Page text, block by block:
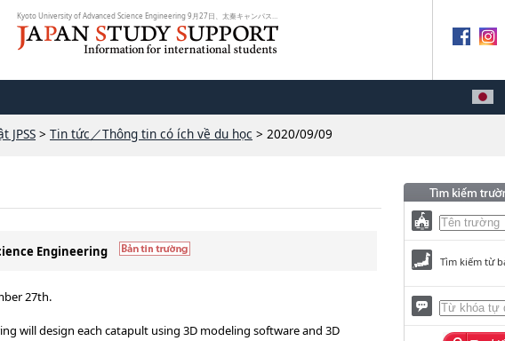
JPSS > Tin tức／Thông tin có ích về du học > 2020/09/09
Engineering
27th.
will design each catapult using 3D modeling software and 3D
Tìm kiếm từ